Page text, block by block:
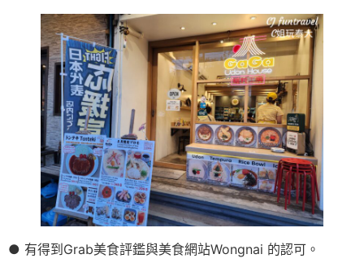
● 有得到Grab美食評鑑與美食網站Wongnai 的認可。